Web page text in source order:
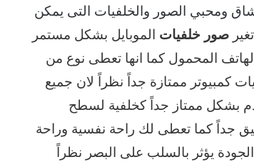
ومحبي الصور والخلفيات التى يمكن
صور خلفيات الموبايل بشكل مستمر
المحمول كما انها تعطى نوع من
كمبيوتر ممتازة جداً نظراً لان جميع
بشكل ممتاز جداً كخلفية لسطح
جداً كما تعطى لك راحة نفسية وراحة
يؤثر بالسلب على البصر نظراً